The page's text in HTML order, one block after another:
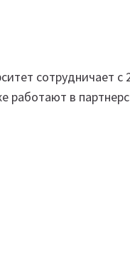
сотрудничает
работают в